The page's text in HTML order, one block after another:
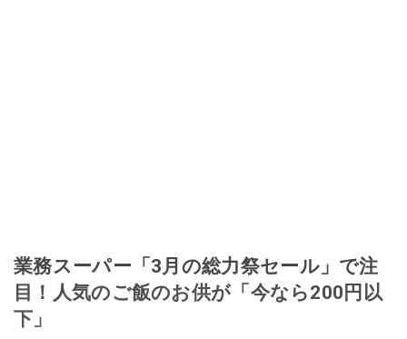
業務スーパー「3月の総力祭セール」で注
目！人気のご飯のお供が「今なら200円以
下」